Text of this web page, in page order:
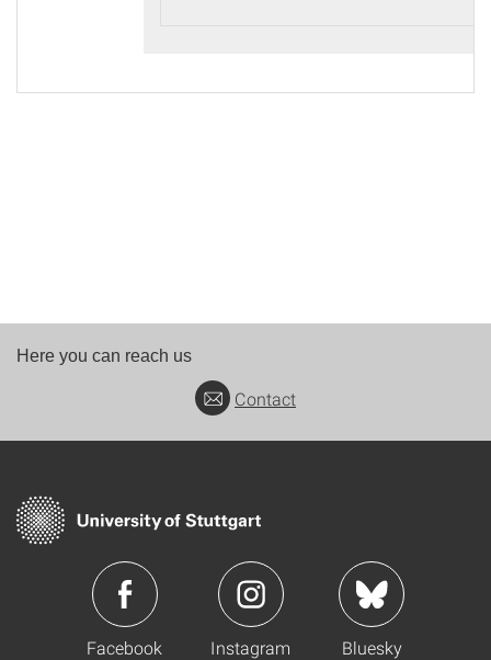
Here you can reach us
Contact
Facebook Instagram Bluesky